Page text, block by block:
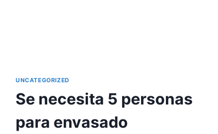
UNCATEGORIZED
Se necesita 5 personas
para envasado